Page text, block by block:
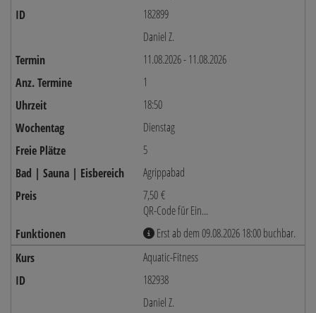
182899
Daniel Z.
11.08.2026 - 11.08.2026
1
18:50
Dienstag
5
Agrippabad
7,50 €
QR-Code für Ein...
Erst ab dem 09.08.2026 18:00 buchbar.
Aquatic-Fitness
182938
Daniel Z.